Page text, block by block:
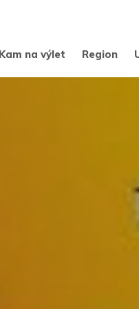
Kam na výlet Region